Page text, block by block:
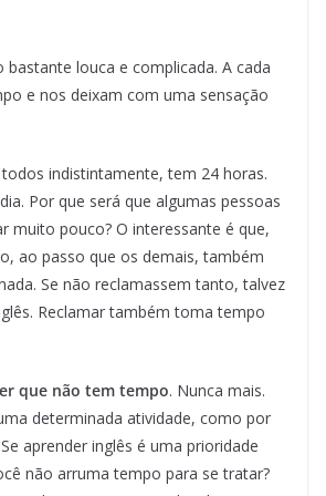
louca e complicada. A cada
e nos deixam com uma sensação
indistintamente, tem 24 horas.
Por que será que algumas pessoas
muito pouco? O interessante é que,
ao passo que os demais, também
Se não reclamassem tanto, talvez
Reclamar também toma tempo
que não tem tempo. Nunca mais.
determinada atividade, como por
aprender inglês é uma prioridade
não arruma tempo para se tratar?